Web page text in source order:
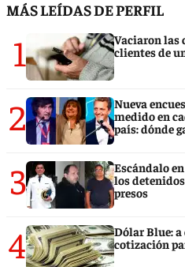
MÁS LEÍDAS DE PERFIL
1
Vaciaron las
clientes de
2
Nueva
medido en
país: dónde
3
Escándalo
los
presos
4
Dólar Blue: a
cotización